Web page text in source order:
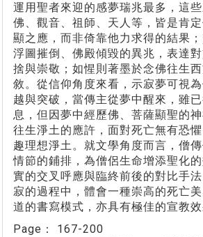
運用聖者來迎的感夢瑞兆最多，這
佛、觀音、祖師、天人等，皆是肯
顯之應，而非倚靠他力求得的結果
浮圖摧倒、佛殿傾毀的異兆，表達
捨與崇敬；如惺則著墨於念佛往生
敘。從信仰角度來看，示寂夢可視
越與突破，當傳主從夢中醒來，雖
息，但因夢中經歷佛、菩薩顯聖的
往生淨土的應許，面對死亡無有恐
趣理想淨土。就文學角度而言，僧
情節的鋪排，為僧侶生命增添聖化
實的交叉呼應與臨終前後的對比手
寂的過程中，體會一種崇高的死亡
道的書寫模式，亦具有極佳的宣教效
Page： 167-200